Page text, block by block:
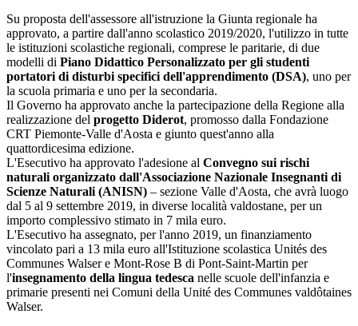
Su proposta dell'assessore all'istruzione la Giunta regionale ha
approvato, a partire dall'anno scolastico 2019/2020, l'utilizzo in tutte
le istituzioni scolastiche regionali, comprese le paritarie, di due
modelli di Piano Didattico Personalizzato per gli studenti
portatori di disturbi specifici dell'apprendimento (DSA), uno per
la scuola primaria e uno per la secondaria.
Il Governo ha approvato anche la partecipazione della Regione alla
realizzazione del progetto Diderot, promosso dalla Fondazione
CRT Piemonte-Valle d'Aosta e giunto quest'anno alla
quattordicesima edizione.
L'Esecutivo ha approvato l'adesione al Convegno sui rischi
naturali organizzato dall'Associazione Nazionale Insegnanti di
Scienze Naturali (ANISN) – sezione Valle d'Aosta, che avrà luogo
dal 5 al 9 settembre 2019, in diverse località valdostane, per un
importo complessivo stimato in 7 mila euro.
L'Esecutivo ha assegnato, per l'anno 2019, un finanziamento
vincolato pari a 13 mila euro all'Istituzione scolastica Unités des
Communes Walser e Mont-Rose B di Pont-Saint-Martin per
l'insegnamento della lingua tedesca nelle scuole dell'infanzia e
primarie presenti nei Comuni della Unité des Communes valdôtaines
Walser.